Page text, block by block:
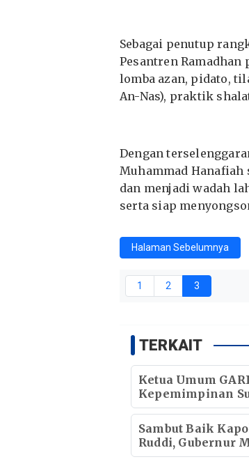
Sebagai penutup
Pesantren Ramadhan
lomba azan, pidato,
An-Nas), praktik
Dengan
Muhammad
dan menjadi wadah
serta siap
Halaman Sebelumnya
1 2 3
TERKAIT
Ketua Umum
Kepemimpinan
Badan Gizi
Menentukan
dan Arah
Indonesia
Sambut Baik
Ruddi, Gubernur
Sama-sama